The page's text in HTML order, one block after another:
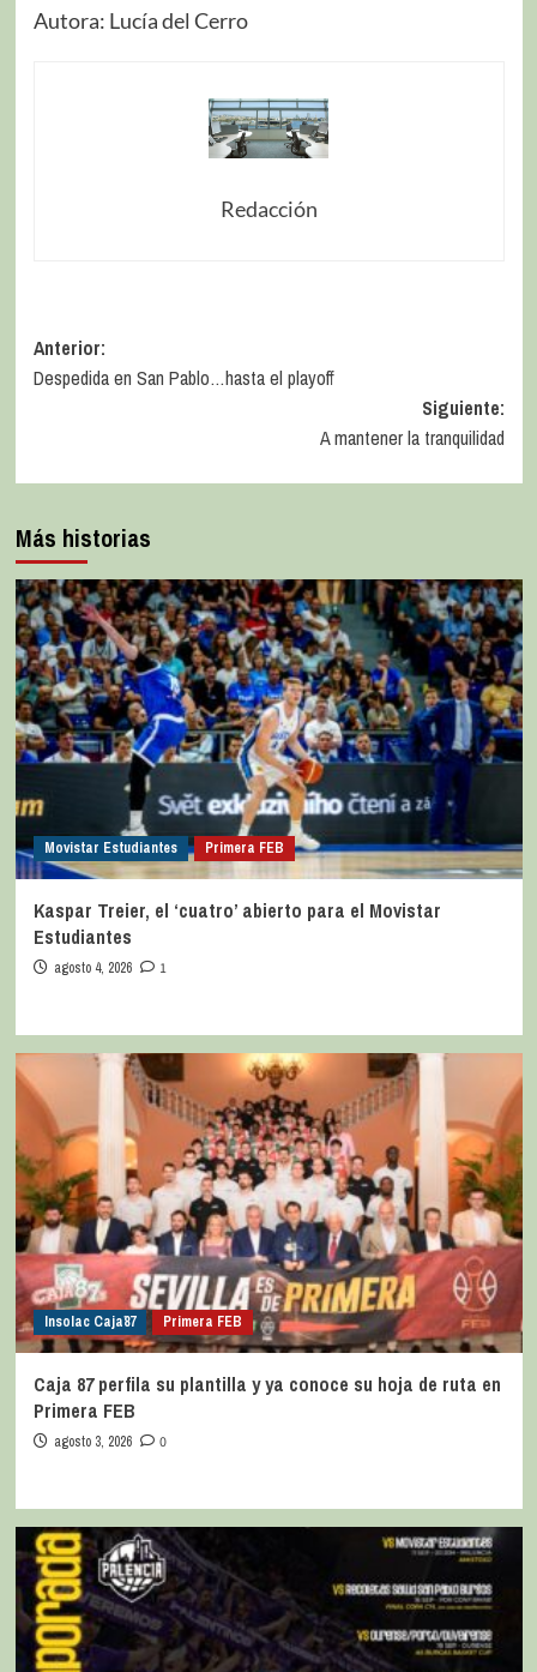
Autora: Lucía del Cerro
Redacción
Anterior:
Despedida en San Pablo…hasta el playoff
Siguiente:
A mantener la tranquilidad
Más historias
Movistar Estudiantes Primera FEB
Kaspar Treier, el ‘cuatro’ abierto para el Movistar
Estudiantes
agosto 4, 2026 1
Insolac Caja´87 Primera FEB
Caja 87 perfila su plantilla y ya conoce su hoja de ruta en
Primera FEB
agosto 3, 2026 0